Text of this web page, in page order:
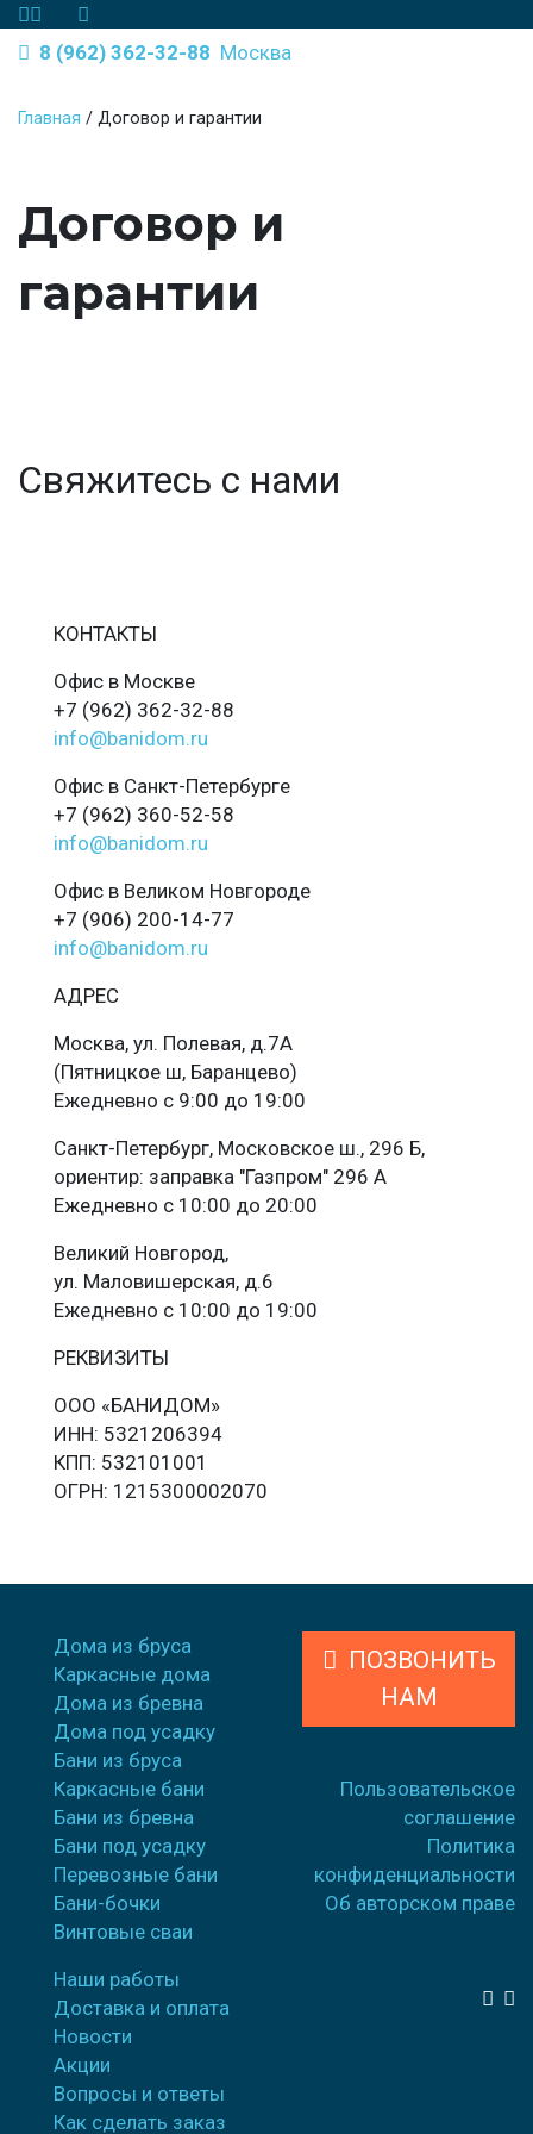
8 (962) 362-32-88 Москва
Главная / Договор и гарантии
Договор и
гарантии
Свяжитесь с нами
КОНТАКТЫ
Офис в Москве
+7 (962) 362-32-88
info@banidom.ru
Офис в Санкт-Петербурге
+7 (962) 360-52-58
info@banidom.ru
Офис в Великом Новгороде
+7 (906) 200-14-77
info@banidom.ru
АДРЕС
Москва, ул. Полевая, д.7А
(Пятницкое ш, Баранцево)
Ежедневно с 9:00 до 19:00
Санкт-Петербург, Московское ш., 296 Б,
ориентир: заправка "Газпром" 296 А
Ежедневно с 10:00 до 20:00
Великий Новгород,
ул. Маловишерская, д.6
Ежедневно с 10:00 до 19:00
РЕКВИЗИТЫ
ООО «БАНИДОМ»
ИНН: 5321206394
КПП: 532101001
ОГРН: 1215300002070
Дома из бруса
Каркасные дома
Дома из бревна
Дома под усадку
Бани из бруса
Каркасные бани
Бани из бревна
Бани под усадку
Перевозные бани
Бани-бочки
Винтовые сваи
Наши работы
Доставка и оплата
Новости
Акции
Вопросы и ответы
Как сделать заказ
ПОЗВОНИТЬ
НАМ
Пользовательское
соглашение
Политика
конфиденциальности
Об авторском праве